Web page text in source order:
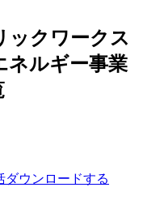
ックワークス
ネルギー事業
ダウンロードする